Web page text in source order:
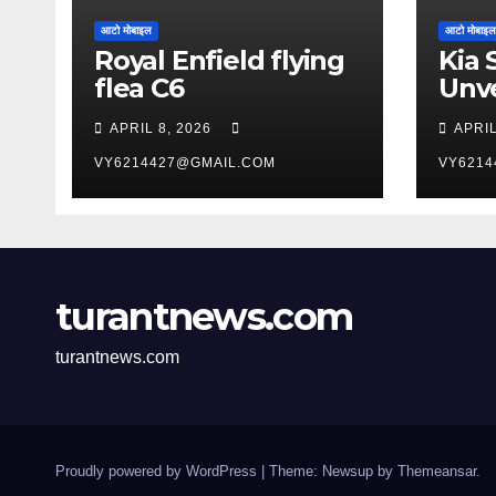
आटो मोबाइल
Royal Enfield flying
flea C6
APRIL 8, 2026
VY6214427@GMAIL.COM
आटो मोबाइल
Kia
turantnews.com
turantnews.com
Proudly powered by WordPress Theme: Newsup by Themeansar.